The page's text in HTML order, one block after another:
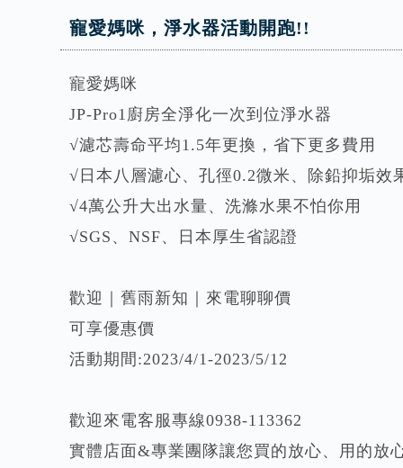
寵愛媽咪，淨水器活動開跑!!
寵愛媽咪
JP-Pro1廚房全淨化一次到位淨水器
√濾芯壽命平均1.5年更換，省下更多費用
√日本八層濾心、孔徑0.2微米、除鉛抑垢效
√4萬公升大出水量、洗滌水果不怕你用
√SGS、NSF、日本厚生省認證
歡迎｜舊雨新知｜來電聊聊價
可享優惠價
活動期間:2023/4/1-2023/5/12
歡迎來電客服專線0938-113362
實體店面&專業團隊讓您買的放心、用的放